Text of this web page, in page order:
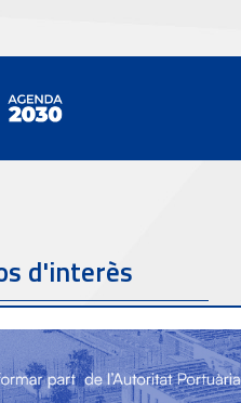
d'interès